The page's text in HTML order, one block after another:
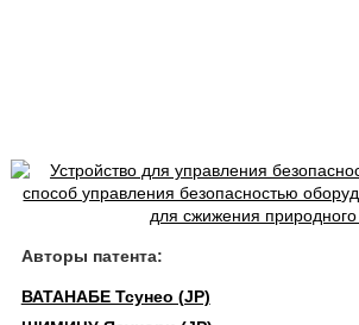
Авторы патента:
ВАТАНАБЕ Тсунео (JP)